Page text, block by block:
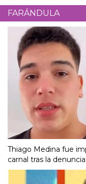
FARÁNDULA
Thiago Medina fue
carnal tras la